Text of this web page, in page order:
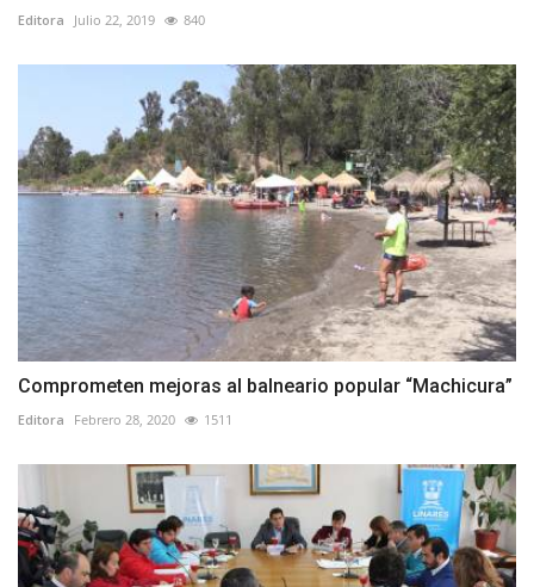
Editora Julio 22, 2019 840
Comprometen mejoras al balneario popular “Machicura”
Editora Febrero 28, 2020 1511